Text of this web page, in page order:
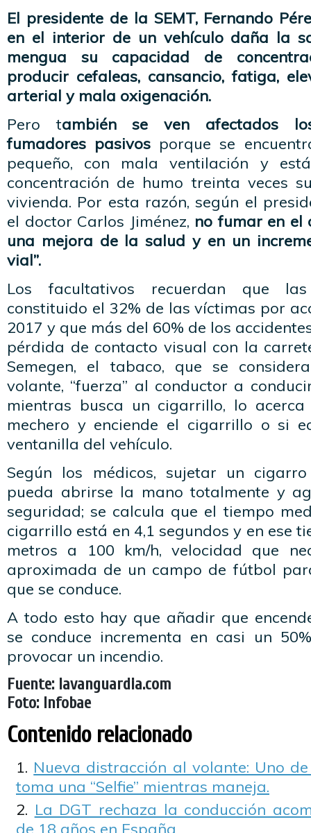
El presidente de la SEMT, Fernando
en el interior de un vehículo daña la
mengua su capacidad de
producir cefaleas, cansancio, fatiga,
arterial y mala oxigenación.
Pero también se ven afectados
fumadores pasivos porque se
pequeño, con mala ventilación y
concentración de humo treinta veces
vivienda. Por esta razón, según el
el doctor Carlos Jiménez, no fumar en el
una mejora de la salud y en un
vial”.
Los facultativos recuerdan que
constituido el 32% de las víctimas por
2017 y que más del 60% de los
pérdida de contacto visual con la
Semegen, el tabaco, que se
volante, “fuerza” al conductor a
mientras busca un cigarrillo, lo
mechero y enciende el cigarrillo o si
ventanilla del vehículo.
Según los médicos, sujetar un
pueda abrirse la mano totalmente y
seguridad; se calcula que el tiempo
cigarrillo está en 4,1 segundos y en ese
metros a 100 km/h, velocidad que
aproximada de un campo de fútbol
que se conduce.
A todo esto hay que añadir que
se conduce incrementa en casi un
provocar un incendio.
Fuente: lavanguardia.com
Foto: Infobae
Contenido relacionado
Nueva distracción al volante: Uno
toma una “Selfie” mientras maneja.
La DGT rechaza la conducción
de 18 años en España